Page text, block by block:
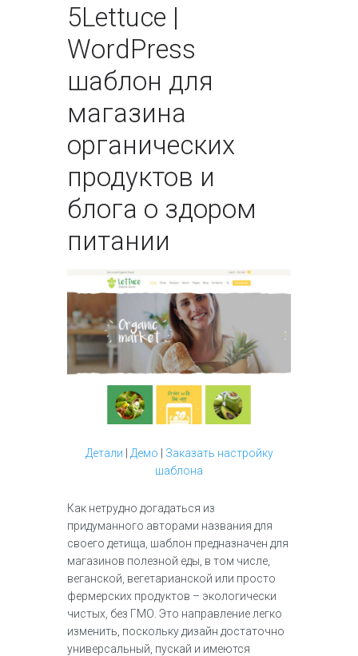
5Lettuce |
WordPress
шаблон для
магазина
органических
продуктов и
блога о здором
питании
Детали Демо
Заказать настройку
шаблона
Как нетрудно догадаться из
придуманного авторами названия для
своего детища, шаблон предназначен для
магазинов полезной еды, в том числе,
веганской, вегетарианской или просто
фермерских продуктов – экологически
чистых, без ГМО. Это направление легко
изменить, поскольку дизайн достаточно
универсальный, пускай и имеются